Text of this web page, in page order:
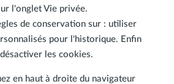
l'onglet Vie privée.
de conservation sur : utiliser
pour l'historique. Enfin
les cookies.
en haut à droite du navigateur